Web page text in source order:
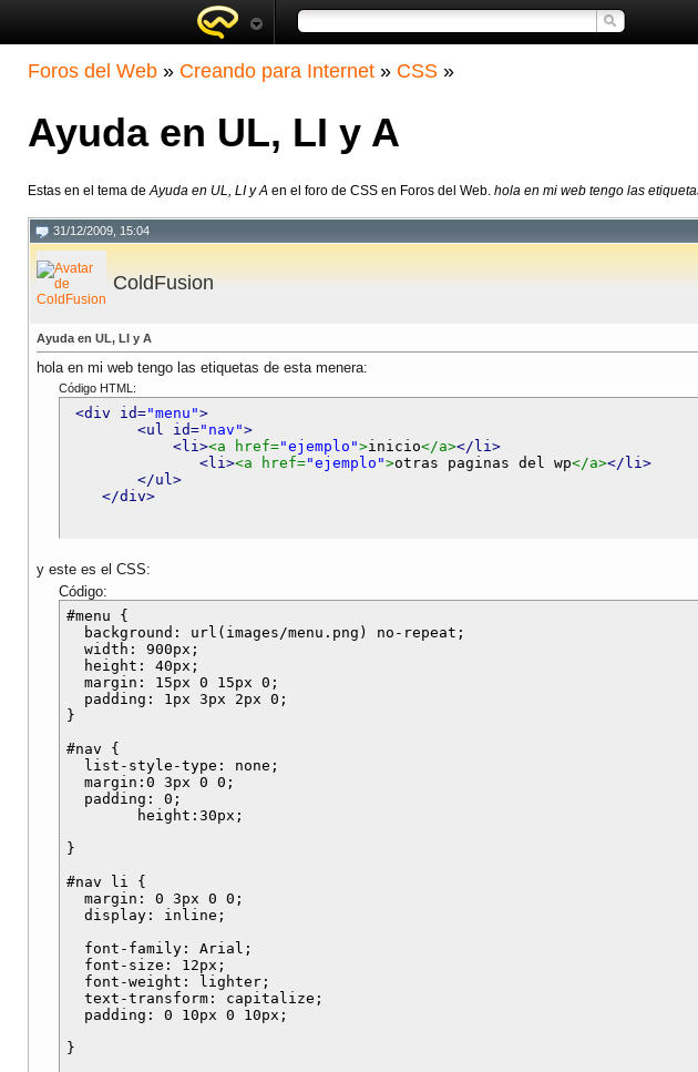
Foros del Web » Creando para Internet » CSS »
Ayuda en UL, LI y A
Estas en el tema deAyuda en UL, LI y A en el foro de CSS en Foros del Web. hola en mi web tengo las
31/12/2009, 15:04
ColdFusion
Ayuda en UL, LI y A
hola en mi web tengo las etiquetas de esta menera:
Código HTML:
<div id="menu">
<ul id="nav">
<li><a href="ejemplo">inicio</a></li>
<li><a href="ejemplo">otras paginas del wp</a></li>
</ul>
</div>
y este es el CSS:
Código:
#menu {
  background: url(images/menu.png) no-repeat;
  width: 900px;
  height: 40px;
  margin: 15px 0 15px 0;
  padding: 1px 3px 2px 0;
}
#nav {
  list-style-type: none;
  margin:0 3px 0 0;
  padding: 0;
}
#nav li {
  margin: 0 3px 0 0;
  display: inline;
  font-family: Arial;
  font-size: 12px;
  font-weight: lighter;
  text-transform: capitalize;
  padding: 0 10px 0 10px;
}